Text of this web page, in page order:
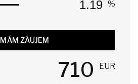
%
MÁM ZÁUJEM
710 EUR